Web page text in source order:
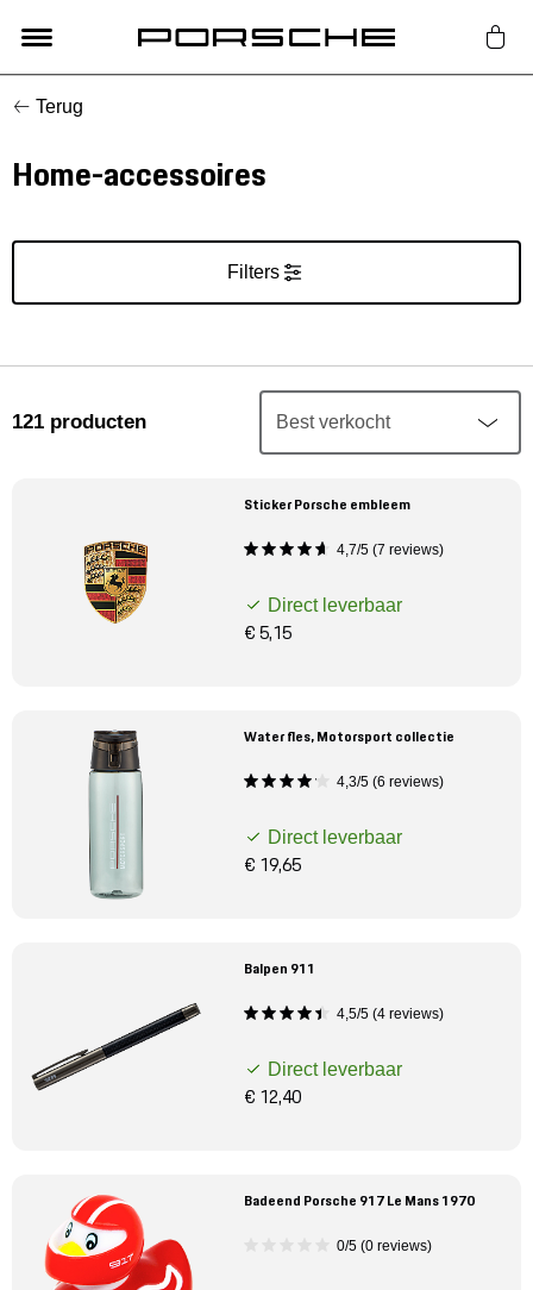
Lifestyle
Auto Accessoires
Mijn account
Klantenservice
Porsche informatie
Terug
Home-accessoires
Filters
121 producten
Sticker Porsche embleem
4,7/5 (7 reviews)
Direct leverbaar
€ 5,15
Water fles, Motorsport collectie
4,3/5 (6 reviews)
Direct leverbaar
€ 19,65
Balpen 911
4,5/5 (4 reviews)
Direct leverbaar
€ 12,40
Badeend Porsche 917 Le Mans 1970
0/5 (0 reviews)